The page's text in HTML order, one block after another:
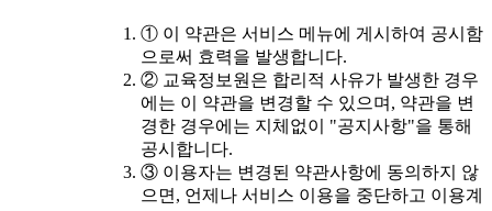
① 이 약관은 서비스 메뉴에 게시하여 공시함
으로써 효력을 발생합니다.
② 교육정보원은 합리적 사유가 발생한 경우
에는 이 약관을 변경할 수 있으며, 약관을 변
경한 경우에는 지체없이 "공지사항"을 통해
공시합니다.
③ 이용자는 변경된 약관사항에 동의하지 않
으면, 언제나 서비스 이용을 중단하고 이용계